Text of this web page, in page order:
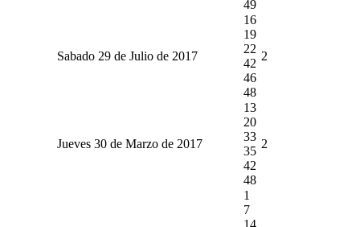
49
Sabado 29 de Julio de 2017
16
19
22
42
46
48
2
Jueves 30 de Marzo de 2017
13
20
33
35
42
48
2
1
7
14